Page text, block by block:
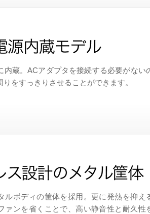
内蔵。ACアダプタを接続する必要がない
をすっきりさせることができます。
ルボディの筐体を採用。更に発熱を抑え
ァンを省くことで、高い静音性と耐久性